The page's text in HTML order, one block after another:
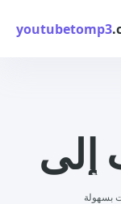
youtubetomp3
بسهولة